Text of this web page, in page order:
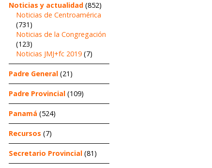
Noticias y actualidad (852)
Noticias de Centroamérica
(731)
Noticias de la Congregación
(123)
Noticias JMJ+fc 2019 (7)
Padre General (21)
Padre Provincial (109)
Panamá (524)
Recursos (7)
Secretario Provincial (81)